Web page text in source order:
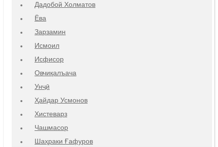
Дадобой Холматов
Ёва
Зарзамин
Исмоил
Исфисор
Овчиқалъача
Унҷӣ
Ҳайдар Усмонов
Хистеварз
Чашмасор
Шаҳраки Ғафуров